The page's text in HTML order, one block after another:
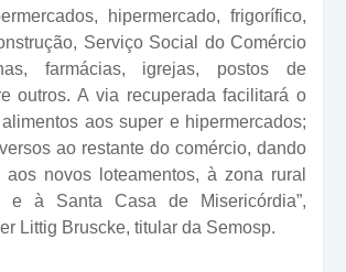
hipermercado, frigorífico,
Serviço Social do Comércio
farmácias, igrejas, postos de
outros. A via recuperada facilitará o
aos super e hipermercados;
ao restante do comércio, dando
novos loteamentos, à zona rural
e à Santa Casa de Misericórdia”,
Littig Bruscke, titular da Semosp.